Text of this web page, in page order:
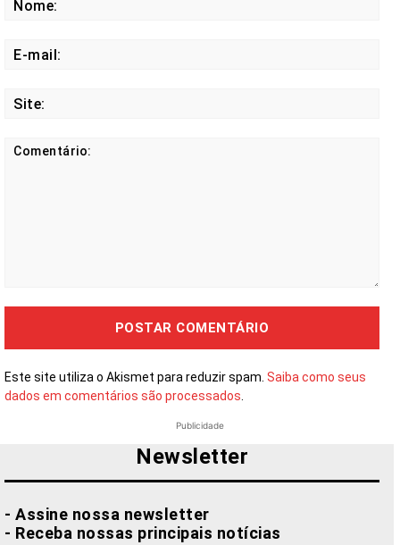
Este site utiliza o Akismet para reduzir spam. Saiba como seus
dados em comentários são processados.
Publicidade
Newsletter
- Assine nossa newsletter
- Receba nossas principais notícias